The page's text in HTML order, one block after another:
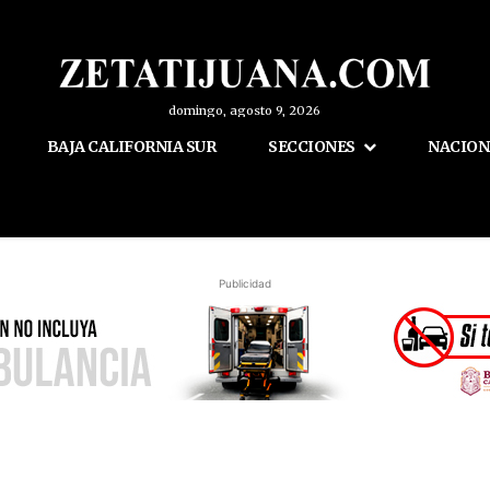
domingo, agosto 9, 2026
BAJA CALIFORNIA SUR SECCIONES
Publicidad